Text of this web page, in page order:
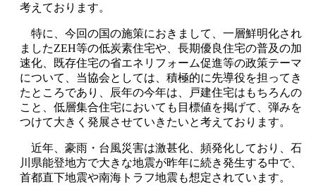
考えております。
特に、今回の国の施策におきまして、一層鮮明化され
ましたZEH等の低炭素住宅や、長期優良住宅の普及の加
速化、既存住宅の省エネリフォーム促進等の政策テーマ
について、当協会としては、積極的に先導役を担ってき
たところであり、辰年の今年は、戸建住宅はもちろんの
こと、低層集合住宅においても目標値を掲げて、弾みを
つけて大きく発展させていきたいと考えております。
近年、豪雨・台風災害は激甚化、頻発化しており、石
川県能登地方で大きな地震が昨年に続き発生する中で、
首都直下地震や南海トラフ地震も想定されています。